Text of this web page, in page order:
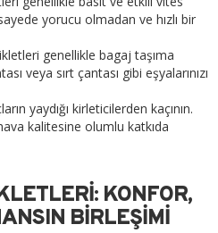
yorucu olmadan ve hızlı bir
genellikle bagaj taşıma
veya sırt çantası gibi eşyalarınızı
yaydığı kirleticilerden kaçının.
kalitesine olumlu katkıda
KONFOR,
BIRLEŞIMI